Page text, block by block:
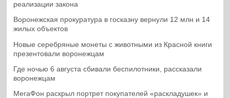
реализации закона
Воронежская прокуратура в госказну вернули 12 млн и 14
жилых объектов
Новые серебряные монеты с животными из Красной книги
презентовали воронежцам
Где ночью 6 августа сбивали беспилотники, рассказали
воронежцам
МегаФон раскрыл портрет покупателей «раскладушек» и